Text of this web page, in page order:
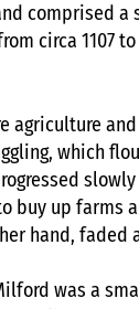
comprised a
circa 1107
agriculture
which
buy up farms
hand,
was а